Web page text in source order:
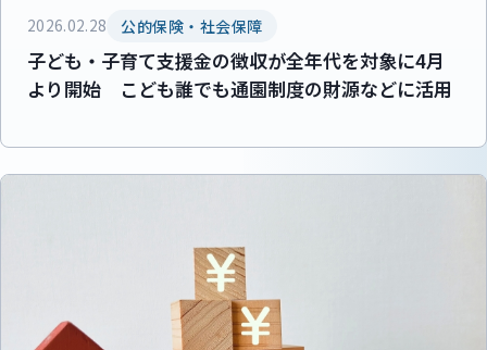
2026.02.28 公的保険・社会保障
子ども・子育て支援金の徴収が全年代を対象に4月
より開始 こども誰でも通園制度の財源などに活用